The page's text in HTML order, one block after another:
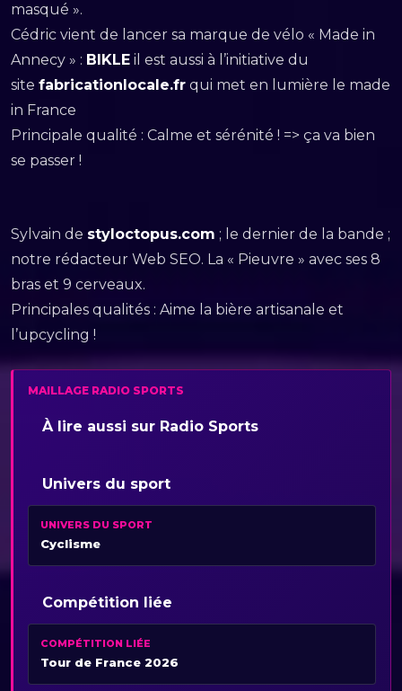
masqué ».
Cédric vient de lancer sa marque de vélo « Made in
Annecy » : BIKLE il est aussi à l’initiative du
site fabricationlocale.fr qui met en lumière le made
in France
Principale qualité : Calme et sérénité ! => ça va bien
se passer !
Sylvain de styloctopus.com ; le dernier de la bande ;
notre rédacteur Web SEO. La « Pieuvre » avec ses 8
bras et 9 cerveaux.
Principales qualités : Aime la bière artisanale et
l’upcycling !
MAILLAGE RADIO SPORTS
À lire aussi sur Radio Sports
Univers du sport
UNIVERS DU SPORT
Cyclisme
Compétition liée
COMPÉTITION LIÉE
Tour de France 2026